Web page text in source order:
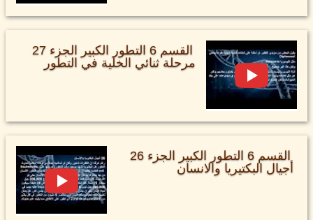
القسم 6 التطور الكبير الجزء 27
مرحلة ثنائي الخلية في التطور
القسم 6 التطور الكبير الجزء 26
أجيال البكتيريا والانسان